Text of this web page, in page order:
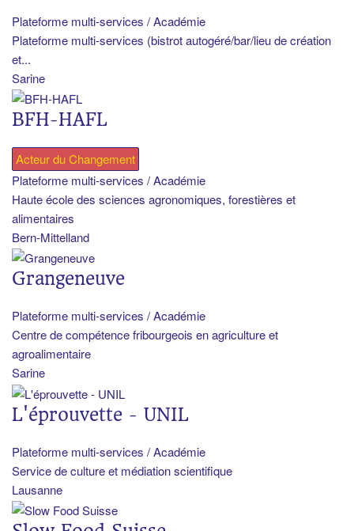
Plateforme multi-services / Académie
Plateforme multi-services (bistrot autogéré/bar/lieu de création
et...
Sarine
BFH-HAFL
Acteur du Changement
Plateforme multi-services / Académie
Haute école des sciences agronomiques, forestières et
alimentaires
Bern-Mittelland
Grangeneuve
Plateforme multi-services / Académie
Centre de compétence fribourgeois en agriculture et
agroalimentaire
Sarine
L'éprouvette - UNIL
Plateforme multi-services / Académie
Service de culture et médiation scientifique
Lausanne